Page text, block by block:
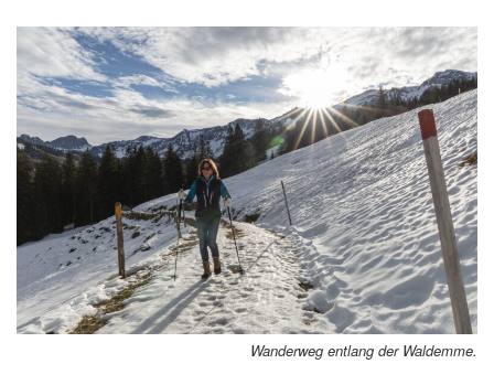
Wanderweg entlang der Waldemme.